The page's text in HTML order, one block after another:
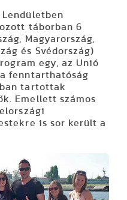
táborban 6
Magyarország,
és Svédország)
egy, az Unió
fenntarthatóság
tartottak
Emellett számos
is sor került a